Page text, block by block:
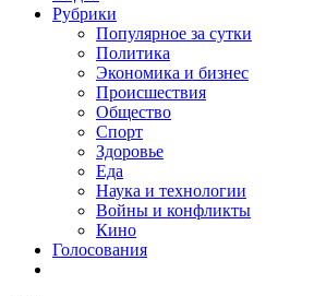
Рубрики
Популярное за сутки
Политика
Экономика и бизнес
Происшествия
Общество
Спорт
Здоровье
Еда
Наука и технологии
Войны и конфликты
Кино
Голосования